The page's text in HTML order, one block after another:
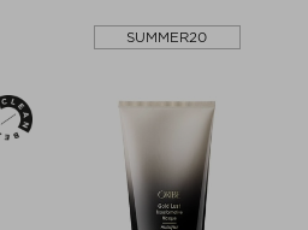
SUMMER20